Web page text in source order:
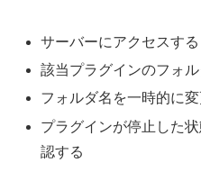
サーバーにアクセスする
該当プラグインのフォ
フォルダ名を一時的に
プラグインが停止した
認する